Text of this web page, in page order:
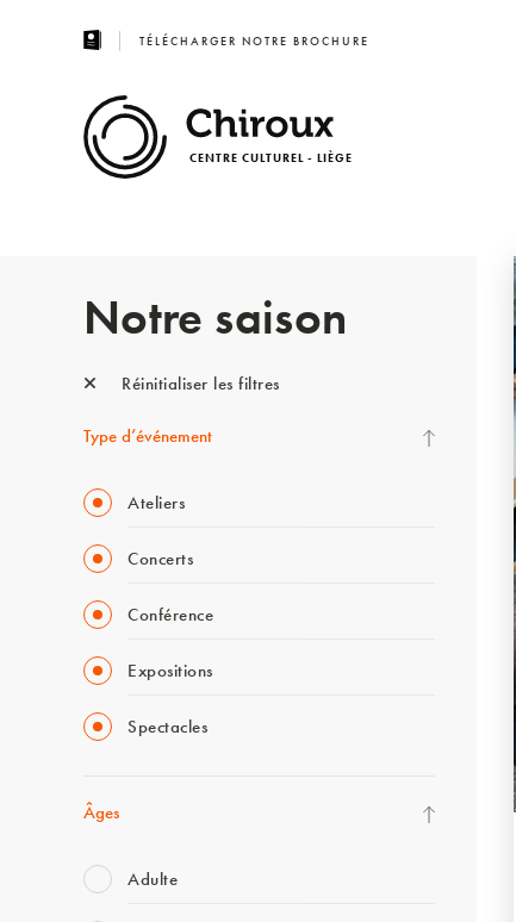
TÉLÉCHARGER NOTRE BROCHURE
CENTRE CULTUREL - LIÈGE
Notre saison
Réinitialiser les filtres
Type d’événement
Ateliers
Concerts
Conférence
Expositions
Spectacles
Âges
Adulte